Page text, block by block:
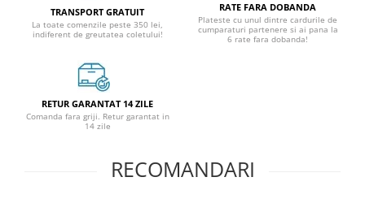
TRANSPORT GRATUIT
La toate comenzile peste 350 lei,
indiferent de greutatea coletului!
RATE FARA DOBANDA
Plateste cu unul dintre cardurile de
cumparaturi partenere si ai pana la
6 rate fara dobanda!
RETUR GARANTAT 14 ZILE
Comanda fara griji. Retur garantat in
14 zile
RECOMANDARI